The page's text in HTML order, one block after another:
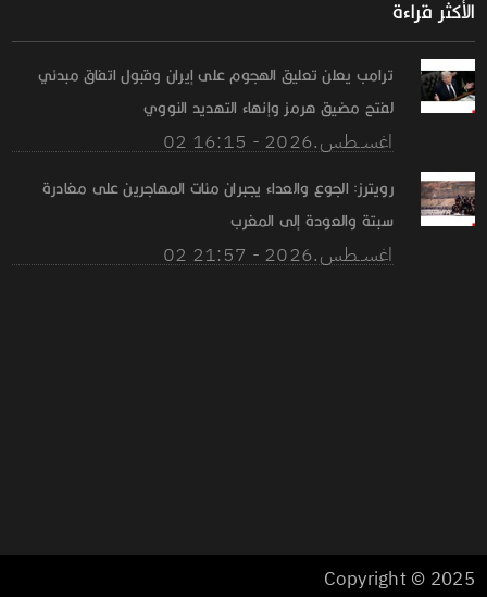
الأكثر قراءة
ترامب يعلن تعليق الهجوم على إيران وقبول اتفاق مبدئي
لفتح مضيق هرمز وإنهاء التهديد النووي
02 اغســطس.2026 - 16:15
رويترز: الجوع والعداء يجبران مئات المهاجرين على مغادرة
سبتة والعودة إلى المغرب
02 اغســطس.2026 - 21:57
Copyright © 2025